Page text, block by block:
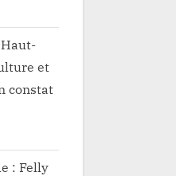
Haut-
et
constat
: Felly